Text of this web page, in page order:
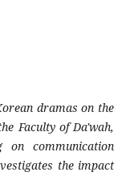
dramas on the
Faculty of Da'wah,
on communication
the impact